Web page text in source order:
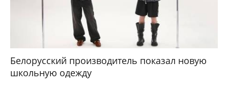
Белорусский производитель показал новую
школьную одежду